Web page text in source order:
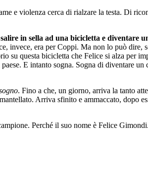
e violenza cerca di rialzare la testa. Di
in sella ad una bicicletta e diventare
invece, era per Coppi. Ma non lo può dire,
su questa bicicletta che Felice si alza per
E intanto sogna. Sogna di diventare
. Fino a che, un giorno, arriva la tanto
Arriva sfinito e ammaccato, dopo
Perché il suo nome è Felice